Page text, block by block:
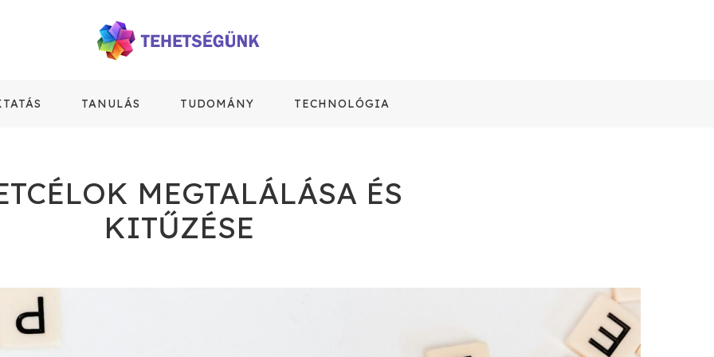
TANULÁS TUDOMÁNY TECHNOLÓGIA
MEGTALÁLÁSA ÉS
KITŰZÉSE